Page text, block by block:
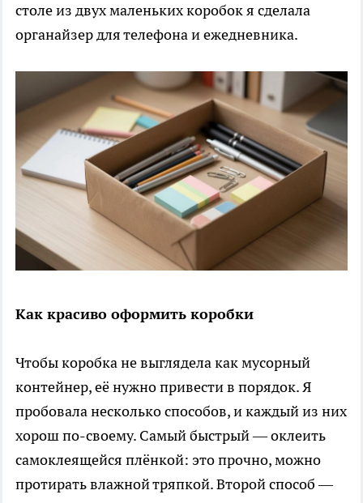
столе из двух маленьких коробок я сделала
органайзер для телефона и ежедневника.
Как красиво оформить коробки
Чтобы коробка не выглядела как мусорный
контейнер, её нужно привести в порядок. Я
пробовала несколько способов, и каждый из них
хорош по-своему. Самый быстрый — оклеить
самоклеящейся плёнкой: это прочно, можно
протирать влажной тряпкой. Второй способ —